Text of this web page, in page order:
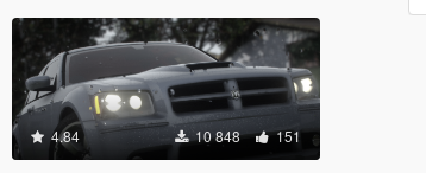
4.84 10 848 151